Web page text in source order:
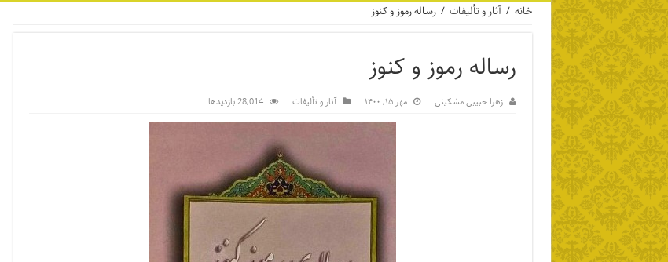
خانه / آثار و تألیفات / رساله رموز و کنوز
رساله رموز و کنوز
زهرا حبیبی مشکینی مهر ۱۵, ۱۴۰۰ آثار و تألیفات 28,014 بازدیدها